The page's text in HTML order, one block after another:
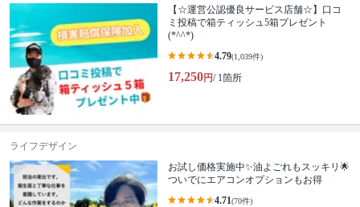
【☆運営公認優良サービス店舗☆】口コ
ミ投稿で箱ティッシュ5箱プレゼント
(*^^*)
4.79(1,039件)
17,250円/ 1箇所
ライフデザイン
お試し価格実施中✨油よごれもスッキリ🌟
ついでにエアコンオプションもお得
4.71(70件)